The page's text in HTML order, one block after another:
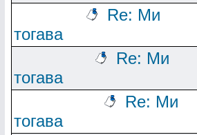
Re: Ми
тогава
Re: Ми
тогава
Re: Ми
тогава